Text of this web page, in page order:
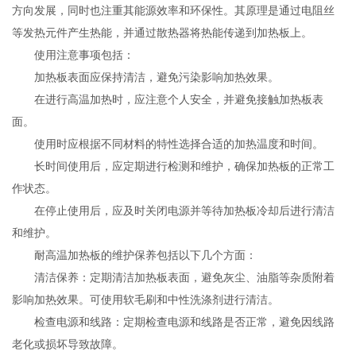
方向发展，同时也注重其能源效率和环保性。其原理是通过电阻丝
等发热元件产生热能，并通过散热器将热能传递到加热板上。
使用注意事项包括：
加热板表面应保持清洁，避免污染影响加热效果。
在进行高温加热时，应注意个人安全，并避免接触加热板表
面。
使用时应根据不同材料的特性选择合适的加热温度和时间。
长时间使用后，应定期进行检测和维护，确保加热板的正常工
作状态。
在停止使用后，应及时关闭电源并等待加热板冷却后进行清洁
和维护。
耐高温加热板的维护保养包括以下几个方面：
清洁保养：定期清洁加热板表面，避免灰尘、油脂等杂质附着
影响加热效果。可使用软毛刷和中性洗涤剂进行清洁。
检查电源和线路：定期检查电源和线路是否正常，避免因线路
老化或损坏导致故障。